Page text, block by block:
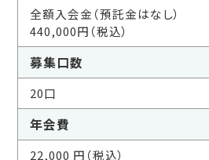
全額入会金（預託金はなし）
440,000円（税込）
募集口数
20口
年会費
22,000 円（税込）